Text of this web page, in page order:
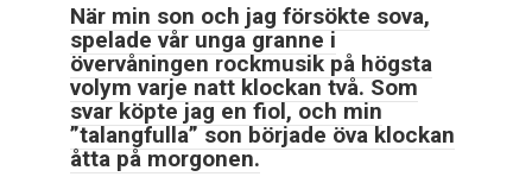
När min son och jag försökte sova,
spelade vår unga granne i
övervåningen rockmusik på högsta
volym varje natt klockan två. Som
svar köpte jag en fiol, och min
”talangfulla” son började öva klockan
åtta på morgonen.